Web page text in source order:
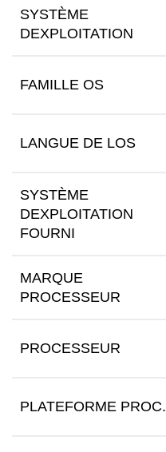
SYSTÈME
DEXPLOITATION
FAMILLE OS
LANGUE DE LOS
SYSTÈME
DEXPLOITATION
FOURNI
MARQUE
PROCESSEUR
PROCESSEUR
PLATEFORME PROC.